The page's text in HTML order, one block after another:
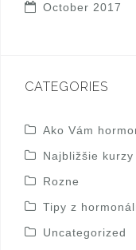
October 2017
CATEGORIES
Ako Vám
Najbližšie
Rozne
Tipy z
Uncategorized